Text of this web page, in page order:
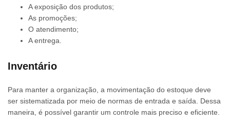
A exposição dos produtos;
As promoções;
O atendimento;
A entrega.
Inventário
Para manter a organização, a movimentação do estoque deve
ser sistematizada por meio de normas de entrada e saída. Dessa
maneira, é possível garantir um controle mais preciso e eficiente.